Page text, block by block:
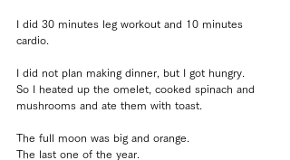
I did 30 minutes leg workout and 10 minutes
cardio.
I did not plan making dinner, but I got hungry.
So I heated up the omelet, cooked spinach and
mushrooms and ate them with toast.
The full moon was big and orange.
The last one of the year.